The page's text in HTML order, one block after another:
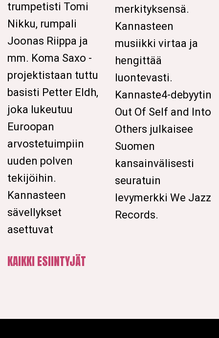
trumpetisti Tomi
Nikku, rumpali
Joonas Riippa ja
mm. Koma Saxo -
projektistaan tuttu
basisti Petter Eldh,
joka lukeutuu
Euroopan
arvostetuimpiin
uuden polven
tekijöihin.
Kannasteen
sävellykset
asettuvat
merkityksensä.
Kannasteen
musiikki virtaa ja
hengittää
luontevasti.
Kannaste4-debyytin
Out Of Self and Into
Others julkaisee
Suomen
kansainvälisesti
seuratuin
levymerkki We Jazz
Records.
KAIKKI ESIINTYJÄT